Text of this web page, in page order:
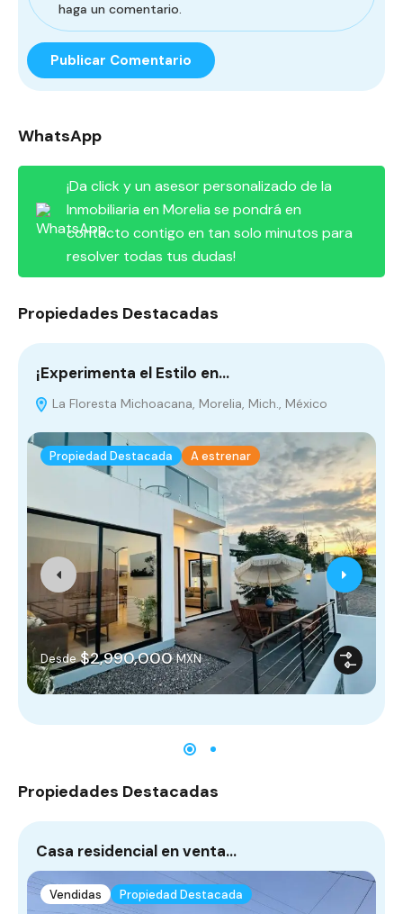
haga un comentario.
WhatsApp
¡Da click y un asesor personalizado de la
Inmobiliaria en Morelia se pondrá en
contacto contigo en tan solo minutos para
resolver todas tus dudas!
Propiedades Destacadas
¡Experimenta el Estilo en…
La Floresta Michoacana, Morelia, Mich., México
Propiedad Destacada A estrenar
Desde $2,990,000 MXN
Propiedades Destacadas
Casa residencial en venta…
Vendidas Propiedad Destacada